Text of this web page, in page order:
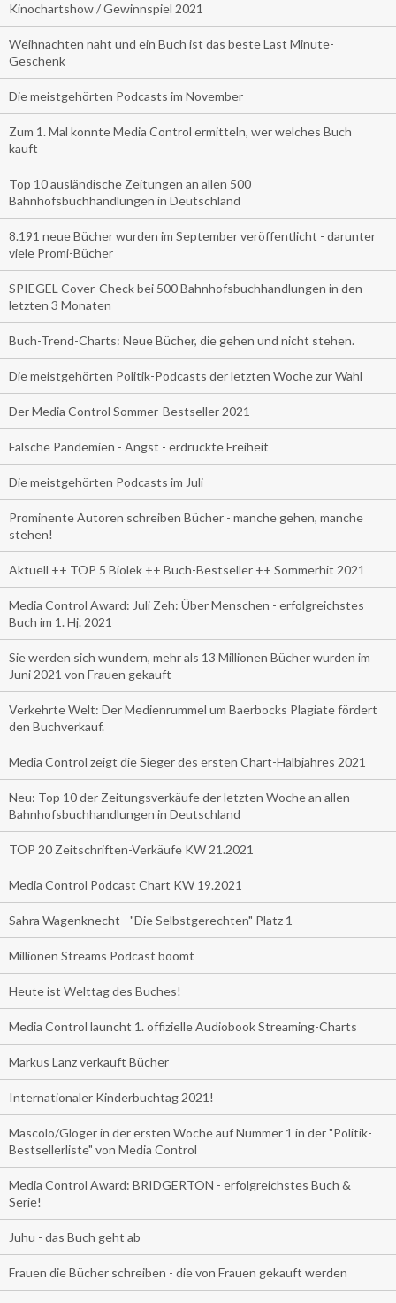
Kinochartshow / Gewinnspiel 2021
Weihnachten naht und ein Buch ist das beste Last Minute-
Geschenk
Die meistgehörten Podcasts im November
Zum 1. Mal konnte Media Control ermitteln, wer welches Buch
kauft
Top 10 ausländische Zeitungen an allen 500
Bahnhofsbuchhandlungen in Deutschland
8.191 neue Bücher wurden im September veröffentlicht - darunter
viele Promi-Bücher
SPIEGEL Cover-Check bei 500 Bahnhofsbuchhandlungen in den
letzten 3 Monaten
Buch-Trend-Charts: Neue Bücher, die gehen und nicht stehen.
Die meistgehörten Politik-Podcasts der letzten Woche zur Wahl
Der Media Control Sommer-Bestseller 2021
Falsche Pandemien - Angst - erdrückte Freiheit
Die meistgehörten Podcasts im Juli
Prominente Autoren schreiben Bücher - manche gehen, manche
stehen!
Aktuell ++ TOP 5 Biolek ++ Buch-Bestseller ++ Sommerhit 2021
Media Control Award: Juli Zeh: Über Menschen - erfolgreichstes
Buch im 1. Hj. 2021
Sie werden sich wundern, mehr als 13 Millionen Bücher wurden im
Juni 2021 von Frauen gekauft
Verkehrte Welt: Der Medienrummel um Baerbocks Plagiate fördert
den Buchverkauf.
Media Control zeigt die Sieger des ersten Chart-Halbjahres 2021
Neu: Top 10 der Zeitungsverkäufe der letzten Woche an allen
Bahnhofsbuchhandlungen in Deutschland
TOP 20 Zeitschriften-Verkäufe KW 21.2021
Media Control Podcast Chart KW 19.2021
Sahra Wagenknecht - "Die Selbstgerechten" Platz 1
Millionen Streams Podcast boomt
Heute ist Welttag des Buches!
Media Control launcht 1. offizielle Audiobook Streaming-Charts
Markus Lanz verkauft Bücher
Internationaler Kinderbuchtag 2021!
Mascolo/Gloger in der ersten Woche auf Nummer 1 in der "Politik-
Bestsellerliste" von Media Control
Media Control Award: BRIDGERTON - erfolgreichstes Buch &
Serie!
Juhu - das Buch geht ab
Frauen die Bücher schreiben - die von Frauen gekauft werden